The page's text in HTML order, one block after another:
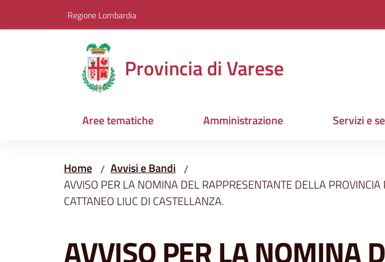
Regione Lombardia
Provincia di Varese
Aree tematiche Amministrazione Servizi e
Home / Avvisi e Bandi /
AVVISO PER LA NOMINA DEL RAPPRESENTANTE DELLA
CATTANEO LIUC DI CASTELLANZA.
AVVISO PER LA NOMINA